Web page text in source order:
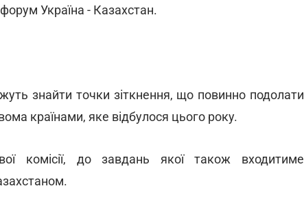
Україна - Казахстан.
знайти точки зіткнення, що повинно подолати
країнами, яке відбулося цього року.
комісії, до завдань якої також входитиме